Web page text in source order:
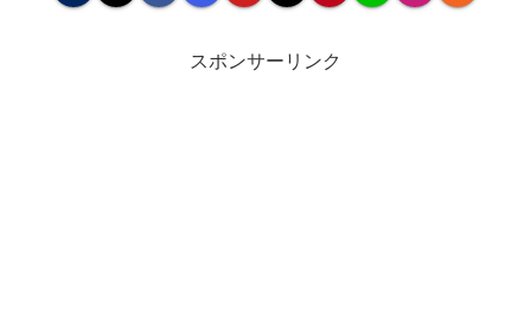
スポンサーリンク